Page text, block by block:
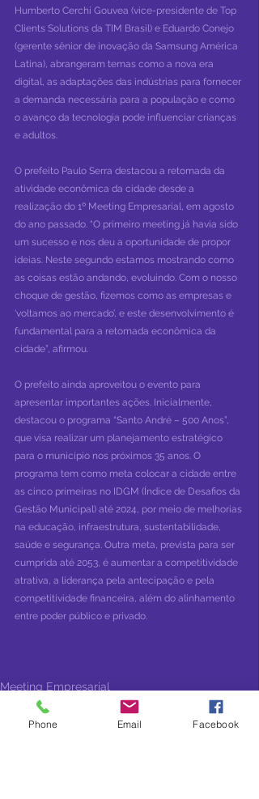
Humberto Cerchi Gouvea (vice-presidente de Top
Clients Solutions da TIM Brasil) e Eduardo Conejo
(gerente sênior de inovação da Samsung América
Latina), abrangeram temas como a nova era
digital, as adaptações das indústrias para fornecer
a demanda necessária para a população e como
o avanço da tecnologia pode influenciar crianças
e adultos.
O prefeito Paulo Serra destacou a retomada da
atividade econômica da cidade desde a
realização do 1º Meeting Empresarial, em agosto
do ano passado. “O primeiro meeting já havia sido
um sucesso e nos deu a oportunidade de propor
ideias. Neste segundo estamos mostrando como
as coisas estão andando, evoluindo. Com o nosso
choque de gestão, fizemos como as empresas e
‘voltamos ao mercado’, e este desenvolvimento é
fundamental para a retomada econômica da
cidade”, afirmou.
O prefeito ainda aproveitou o evento para
apresentar importantes ações. Inicialmente,
destacou o programa “Santo André – 500 Anos”,
que visa realizar um planejamento estratégico
para o município nos próximos 35 anos. O
programa tem como meta colocar a cidade entre
as cinco primeiras no IDGM (Índice de Desafios da
Gestão Municipal) até 2024, por meio de melhorias
na educação, infraestrutura, sustentabilidade,
saúde e segurança. Outra meta, prevista para ser
cumprida até 2053, é aumentar a competitividade
atrativa, a liderança pela antecipação e pela
competitividade financeira, além do alinhamento
entre poder público e privado.
Meeting Empresarial
Phone Email Facebook